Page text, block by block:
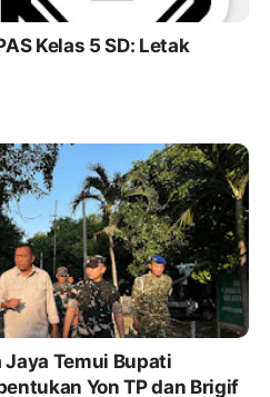
Kelas 5 SD: Letak
Temui Bupati
Yon TP dan Brigif